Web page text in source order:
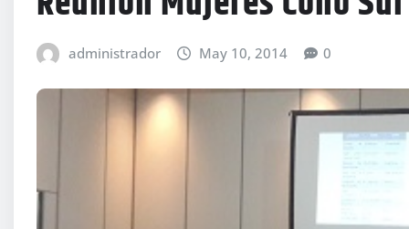
administrador May 10, 2014 0